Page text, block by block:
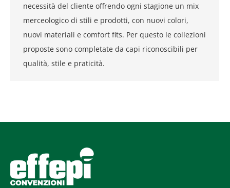
necessità del cliente offrendo ogni stagione un mix
merceologico di stili e prodotti, con nuovi colori,
nuovi materiali e comfort fits. Per questo le collezioni
proposte sono completate da capi riconoscibili per
qualità, stile e praticità.